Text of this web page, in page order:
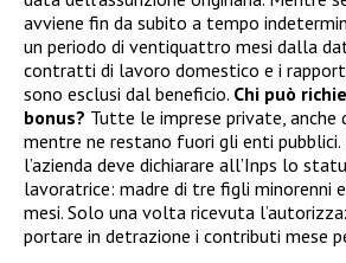
avviene fin da subito a tempo
un periodo di ventiquattro mesi dalla
contratti di lavoro domestico e i
sono esclusi dal beneficio. Chi può
bonus? Tutte le imprese private, anche
mentre ne restano fuori gli enti
l’azienda deve dichiarare all’Inps lo
lavoratrice: madre di tre figli minorenni
mesi. Solo una volta ricevuta
portare in detrazione i contributi mese